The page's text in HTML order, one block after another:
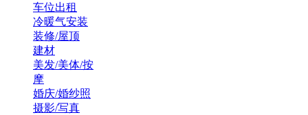
车位出租
冷暖气安装
装修/屋顶
建材
美发/美体/按
摩
婚庆/婚纱照
摄影/写真